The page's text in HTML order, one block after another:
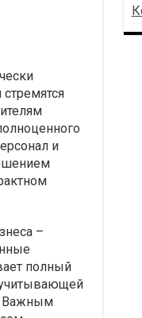
и
–
полный
учитывающей
Важным